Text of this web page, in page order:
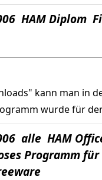
HAM Diplom
kann man in
wurde für
alle HAM
Programm